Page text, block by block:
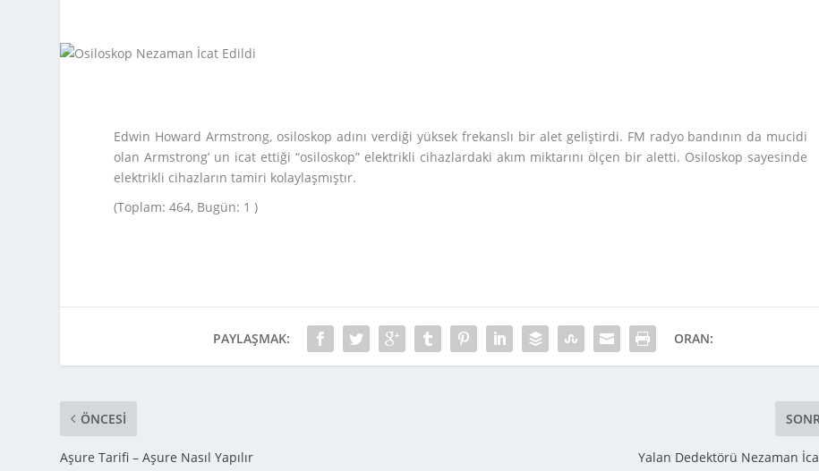
Edwin Howard Armstrong, osiloskop adını verdiği yüksek frekanslı bir alet geliştirdi. FM radyo bandının da mucidi
olan Armstrong’ un icat ettiği “osiloskop” elektrikli cihazlardaki akım miktarını ölçen bir aletti. Osiloskop sayesinde
elektrikli cihazların tamiri kolaylaşmıştır.
(Toplam: 464, Bugün: 1 )
PAYLAŞMAK: ORAN:
ÖNCESI
Aşure Tarifi – Aşure Nasıl Yapılır Yalan Dedektörü Nezaman